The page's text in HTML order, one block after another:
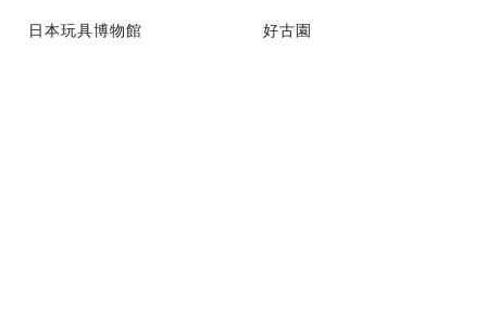
日本玩具博物館 好古園